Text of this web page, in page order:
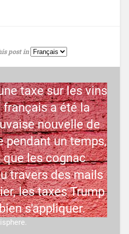
post in
taxe sur les vins
a été la
nouvelle de
pendant un temps,
les cognac
travers des mails
les taxes Trump
s'appliquer.